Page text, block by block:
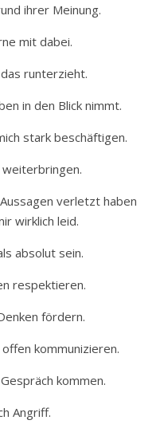
ihrer Meinung.
mit dabei.
runterzieht.
in den Blick nimmt.
stark beschäftigen.
weiterbringen.
verletzt haben
wirklich leid.
absolut sein.
respektieren.
fördern.
kommunizieren.
kommen.
Angriff.